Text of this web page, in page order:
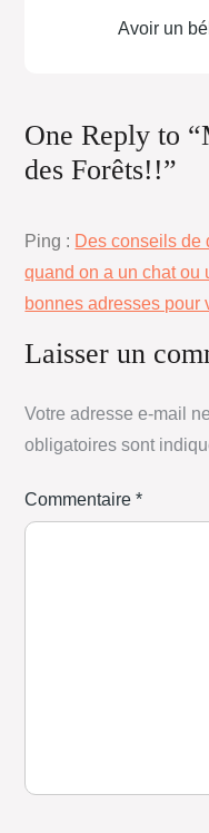
Avoir un
One Reply to
des Forêts!!”
Ping : Des conseils de
quand on a un chat ou
bonnes adresses pour
Laisser un
Votre adresse e-mail
obligatoires sont
Commentaire*